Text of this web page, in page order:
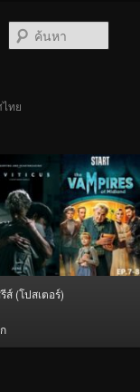
ทย
ส์ (โปสเตอร์)